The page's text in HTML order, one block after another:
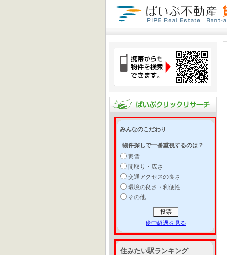
みんなのこだわり
物件探しで一番重視するのは？
家賃
間取り・広さ
交通アクセスの良さ
環境の良さ・利便性
その他
途中経過を見る
住みたい駅ランキング